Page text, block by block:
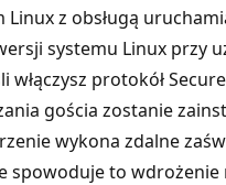
Linux z obsługą
systemu Linux przy
włączysz protokół
gościa zostanie
wykona zdalne
spowoduje to